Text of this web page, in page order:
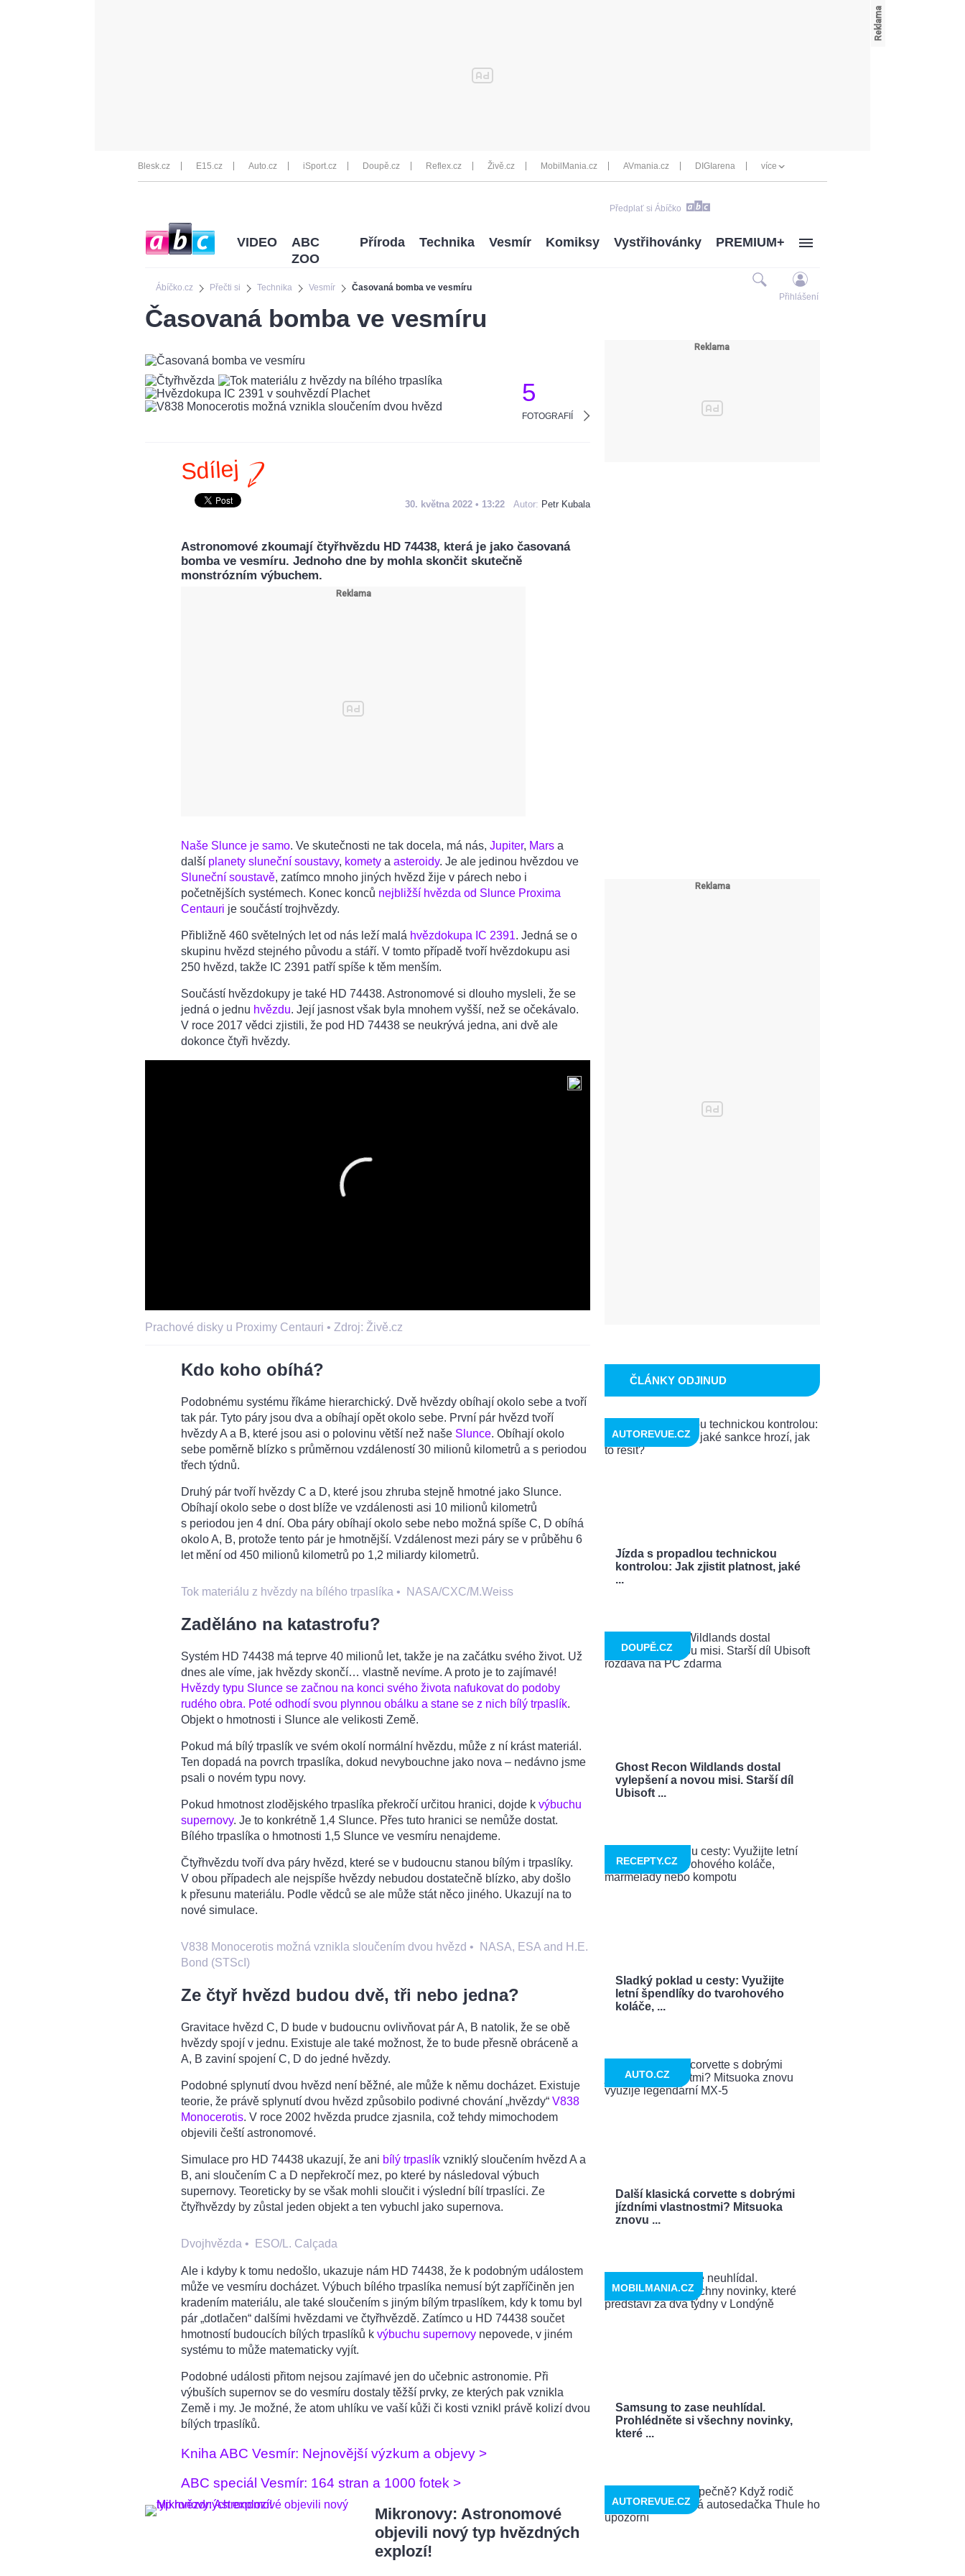
Blesk.cz E15.cz Auto.cz iSport.cz Doupě.cz Reflex.cz Živě.cz MobilMania.cz AVmania.cz DIGIarena více
Předplať si Ábíčko
Ábíčko.cz Přečti si Technika Vesmír Časovaná bomba ve vesmíru
VIDEO
ABC
ZOO
Příroda Technika Vesmír Komiksy Vystřihovánky PREMIUM+
Přihlášení
Časovaná bomba ve vesmíru
5
FOTOGRAFIÍ
Sdílej
30. května 2022 • 13:22 Autor: Petr Kubala
Astronomové zkoumají čtyřhvězdu HD 74438, která je jako časovaná
bomba ve vesmíru. Jednoho dne by mohla skončit skutečně
monstrózním výbuchem.
Naše Slunce je samo. Ve skutečnosti ne tak docela, má nás, Jupiter, Mars a
další planety sluneční soustavy, komety a asteroidy. Je ale jedinou hvězdou ve
Sluneční soustavě, zatímco mnoho jiných hvězd žije v párech nebo i
početnějších systémech. Konec konců nejbližší hvězda od Slunce Proxima
Centauri je součástí trojhvězdy.
Přibližně 460 světelných let od nás leží malá hvězdokupa IC 2391. Jedná se o
skupinu hvězd stejného původu a stáří. V tomto případě tvoří hvězdokupu asi
250 hvězd, takže IC 2391 patří spíše k těm menším.
Součástí hvězdokupy je také HD 74438. Astronomové si dlouho mysleli, že se
jedná o jednu hvězdu. Její jasnost však byla mnohem vyšší, než se očekávalo.
V roce 2017 vědci zjistili, že pod HD 74438 se neukrývá jedna, ani dvě ale
dokonce čtyři hvězdy.
Prachové disky u Proximy Centauri • Zdroj: Živě.cz
Kdo koho obíhá?
Podobnému systému říkáme hierarchický. Dvě hvězdy obíhají okolo sebe a tvoří
tak pár. Tyto páry jsou dva a obíhají opět okolo sebe. První pár hvězd tvoří
hvězdy A a B, které jsou asi o polovinu větší než naše Slunce. Obíhají okolo
sebe poměrně blízko s průměrnou vzdáleností 30 milionů kilometrů a s periodou
třech týdnů.
Druhý pár tvoří hvězdy C a D, které jsou zhruba stejně hmotné jako Slunce.
Obíhají okolo sebe o dost blíže ve vzdálenosti asi 10 milionů kilometrů
s periodou jen 4 dní. Oba páry obíhají okolo sebe nebo možná spíše C, D obíhá
okolo A, B, protože tento pár je hmotnější. Vzdálenost mezi páry se v průběhu 6
let mění od 450 milionů kilometrů po 1,2 miliardy kilometrů.
Tok materiálu z hvězdy na bílého trpaslíka • NASA/CXC/M.Weiss
Zaděláno na katastrofu?
Systém HD 74438 má teprve 40 milionů let, takže je na začátku svého život. Už
dnes ale víme, jak hvězdy skončí… vlastně nevíme. A proto je to zajímavé!
Hvězdy typu Slunce se začnou na konci svého života nafukovat do podoby
rudého obra. Poté odhodí svou plynnou obálku a stane se z nich bílý trpaslík.
Objekt o hmotnosti i Slunce ale velikosti Země.
Pokud má bílý trpaslík ve svém okolí normální hvězdu, může z ní krást materiál.
Ten dopadá na povrch trpaslíka, dokud nevybouchne jako nova – nedávno jsme
psali o novém typu novy.
Pokud hmotnost zlodějského trpaslíka překročí určitou hranici, dojde k výbuchu
supernovy. Je to konkrétně 1,4 Slunce. Přes tuto hranici se nemůže dostat.
Bílého trpaslíka o hmotnosti 1,5 Slunce ve vesmíru nenajdeme.
Čtyřhvězdu tvoří dva páry hvězd, které se v budoucnu stanou bílým i trpaslíky.
V obou případech ale nejspíše hvězdy nebudou dostatečně blízko, aby došlo
k přesunu materiálu. Podle vědců se ale může stát něco jiného. Ukazují na to
nové simulace.
V838 Monocerotis možná vznikla sloučením dvou hvězd •
NASA, ESA and H.E.
Bond (STScI)
Ze čtyř hvězd budou dvě, tři nebo jedna?
Gravitace hvězd C, D bude v budoucnu ovlivňovat pár A, B natolik, že se obě
hvězdy spojí v jednu. Existuje ale také možnost, že to bude přesně obráceně a
A, B zaviní spojení C, D do jedné hvězdy.
Podobné splynutí dvou hvězd není běžné, ale může k němu docházet. Existuje
teorie, že právě splynutí dvou hvězd způsobilo podivné chování „hvězdy“ V838
Monocerotis. V roce 2002 hvězda prudce zjasnila, což tehdy mimochodem
objevili čeští astronomové.
Simulace pro HD 74438 ukazují, že ani bílý trpaslík vzniklý sloučením hvězd A a
B, ani sloučením C a D nepřekročí mez, po které by následoval výbuch
supernovy. Teoreticky by se však mohli sloučit i výslední bílí trpaslíci. Ze
čtyřhvězdy by zůstal jeden objekt a ten vybuchl jako supernova.
Dvojhvězda • ESO/L. Calçada
Ale i kdyby k tomu nedošlo, ukazuje nám HD 74438, že k podobným událostem
může ve vesmíru docházet. Výbuch bílého trpaslíka nemusí být zapříčiněn jen
kradením materiálu, ale také sloučením s jiným bílým trpaslíkem, kdy k tomu byl
pár „dotlačen“ dalšími hvězdami ve čtyřhvězdě. Zatímco u HD 74438 součet
hmotností budoucích bílých trpaslíků k výbuchu supernovy nepovede, v jiném
systému to může matematicky vyjít.
Podobné události přitom nejsou zajímavé jen do učebnic astronomie. Při
výbuších supernov se do vesmíru dostaly těžší prvky, ze kterých pak vznikla
Země i my. Je možné, že atom uhlíku ve vaší kůži či kosti vznikl právě kolizí dvou
bílých trpaslíků.
Kniha ABC Vesmír: Nejnovější výzkum a objevy >
ABC speciál Vesmír: 164 stran a 1000 fotek >
Mikronovy: Astronomové
objevili nový typ hvězdných
explozí!
ČLÁNKY ODJINUD
Jízda s propadlou technickou
kontrolou: Jak zjistit platnost, jaké
...
AUTOREVUE.CZ
Ghost Recon Wildlands dostal
vylepšení a novou misi. Starší díl
Ubisoft ...
DOUPĚ.CZ
Sladký poklad u cesty: Využijte
letní špendlíky do tvarohového
koláče, ...
RECEPTY.CZ
Další klasická corvette s dobrými
jízdními vlastnostmi? Mitsuoka
znovu ...
AUTO.CZ
Samsung to zase neuhlídal.
Prohlédněte si všechny novinky,
které ...
MOBILMANIA.CZ
AUTOREVUE.CZ